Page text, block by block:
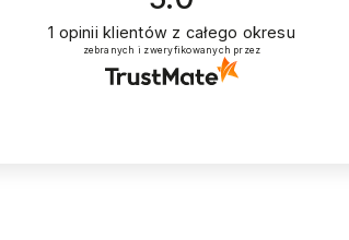
1 opinii klientów z całego okresu
zebranych i zweryfikowanych przez